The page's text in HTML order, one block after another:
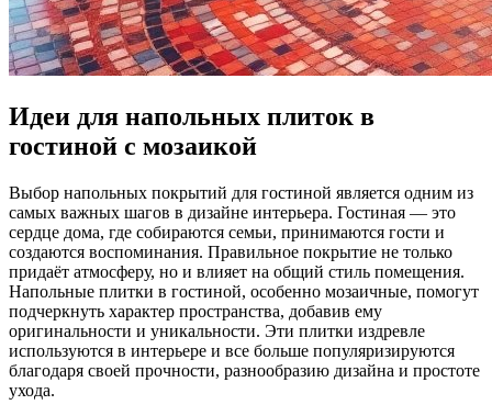
Идеи для напольных плиток в
гостиной с мозаикой
Выбор напольных покрытий для гостиной является одним из
самых важных шагов в дизайне интерьера. Гостиная — это
сердце дома, где собираются семьи, принимаются гости и
создаются воспоминания. Правильное покрытие не только
придаёт атмосферу, но и влияет на общий стиль помещения.
Напольные плитки в гостиной, особенно мозаичные, помогут
подчеркнуть характер пространства, добавив ему
оригинальности и уникальности. Эти плитки издревле
используются в интерьере и все больше популяризируются
благодаря своей прочности, разнообразию дизайна и простоте
ухода.